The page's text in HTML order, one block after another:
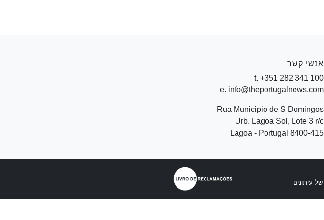
אנשי קשר
t. +351 282 341 100
e. info@theportugalnews.com
Rua Municipio de S Domingos
Urb. Lagoa Sol, Lote 3 r/c
8400-415 Lagoa - Portugal